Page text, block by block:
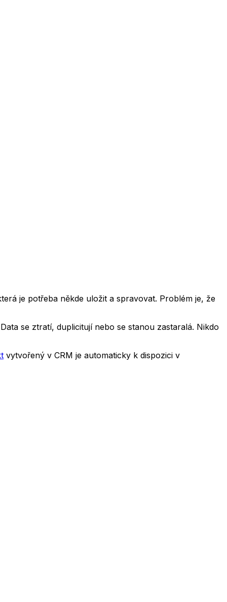
je potřeba někde uložit a spravovat. Problém je, že
se ztratí, duplicitují nebo se stanou zastaralá. Nikdo
vytvořený v CRM je automaticky k dispozici v